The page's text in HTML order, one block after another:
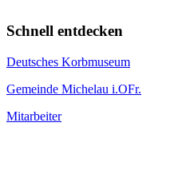
Schnell entdecken
Deutsches Korbmuseum
Gemeinde Michelau i.OFr.
Mitarbeiter